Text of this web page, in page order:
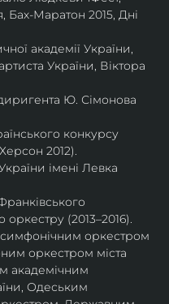
Бах-Маратон 2015, Дні
академії України,
України, Віктора
Ю. Сімонова
конкурсу
2012).
імені Левка
(2013–2016).
оркестром
оркестром міста
академічним
Одеським